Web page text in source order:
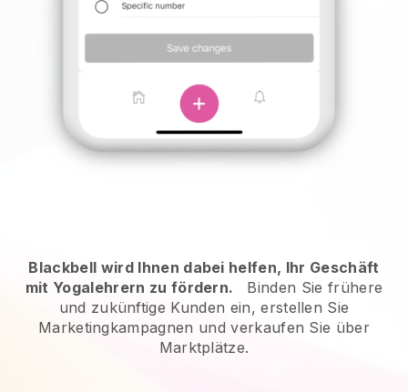
Blackbell wird Ihnen dabei helfen, Ihr Geschäft
mit Yogalehrern zu fördern.
Binden Sie frühere
und zukünftige Kunden ein, erstellen Sie
Marketingkampagnen und verkaufen Sie über
Marktplätze.